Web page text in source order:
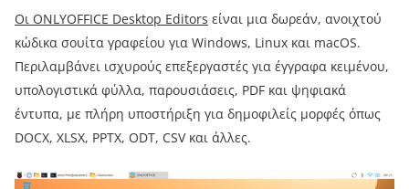
Οι ONLYOFFICE Desktop Editors είναι μια δωρεάν, ανοιχτού
κώδικα σουίτα γραφείου για Windows, Linux και macOS.
Περιλαμβάνει ισχυρούς επεξεργαστές για έγγραφα κειμένου,
υπολογιστικά φύλλα, παρουσιάσεις, PDF και ψηφιακά
έντυπα, με πλήρη υποστήριξη για δημοφιλείς μορφές όπως
DOCX, XLSX, PPTX, ODT, CSV και άλλες.